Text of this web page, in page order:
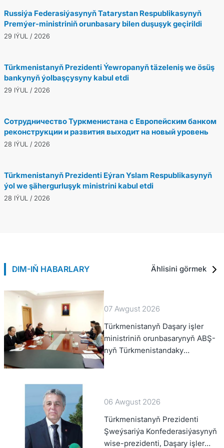
Russiýa Federasiýasynyň Tatarystan Respublikasynyň
Premýer-ministriniň orunbasary bilen duşuşyk geçirildi
29 IÝUL / 2026
Türkmenistanyň Prezidenti Ýewropanyň täzeleniş we ösüş
bankynyň ýolbaşçysyny kabul etdi
29 IÝUL / 2026
Сотрудничество Туркменистана с Европейским банком
реконструкции и развития выходит на новый уровень
28 IÝUL / 2026
Türkmenistanyň Prezidenti Eýran Yslam Respublikasynyň
ýol we şähergurluşyk ministrini kabul etdi
28 IÝUL / 2026
DIM-IŇ HABARLARY Ählisini görmek
07 Awgust 2026
Türkmenistanyň Daşary işler
ministriniň orunbasarynyň ABŞ-
nyň Türkmenistandaky
wagtlaýyn işler ynanylan wekili
06 Awgust 2026
Türkmenistanyň Prezidenti
Şweýsariýa Konfederasiýasynyň
wise-prezidenti, Daşary işler